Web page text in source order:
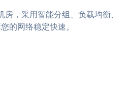
，采用智能分组、负载均衡、
的网络稳定快速。